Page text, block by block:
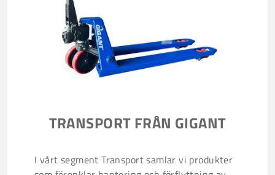
TRANSPORT FRÅN GIGANT
I vårt segment Transport samlar vi produkter